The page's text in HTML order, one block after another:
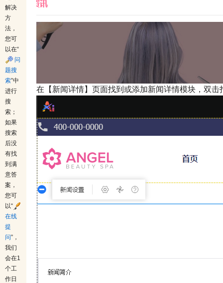
解决
方
法，
您可
以在“
问
题搜
索”中
进行
搜
索；
如果
搜索
后没
有找
到满
意答
案，
您可
以“
在线
提
问”，
我们
会在1
个工
作日
在【 新闻详情】页面找到或添加新闻详情模块，双击